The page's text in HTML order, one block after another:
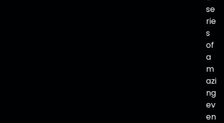
se
rie
s
of
a
m
azi
ng
ev
en